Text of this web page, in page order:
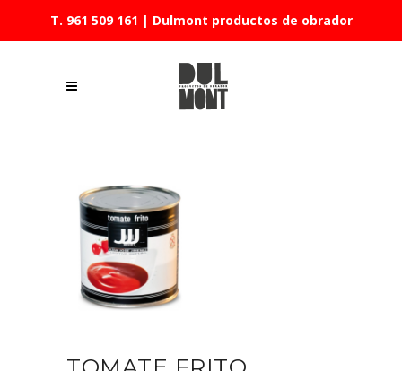
T. 961 509 161 | Dulmont productos de obrador